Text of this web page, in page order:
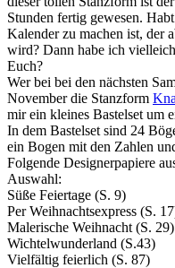
Stunden fertig gewesen.
Kalender zu machen ist, der
wird? Dann habe ich
Euch?
Wer bei bei den nächsten
November die Stanzform
mir ein kleines Bastelset um
In dem Bastelset sind 24
ein Bogen mit den Zahlen
Folgende Designerpapiere
Auswahl:
Süße Feiertage (S. 9)
Per Weihnachtsexpress (S.
Malerische Weihnacht (S. 29)
Wichtelwunderland (S.43)
Vielfältig feierlich (S. 87)